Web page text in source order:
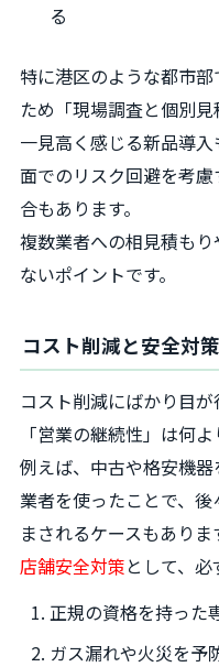
る
特に港区のような都市
ため「現場調査と個別見
一見高く感じる新品導
面でのリスク回避を考
合もあります。
複数業者への相見積も
ないポイントです。
コスト削減と安全対
コスト削減にばかり目
「営業の継続性」は何よ
例えば、中古や格安機
業者を使ったことで、
まされるケースもありま
店舗安全対策として、必
正規の資格を持った
ガス漏れや火災を予